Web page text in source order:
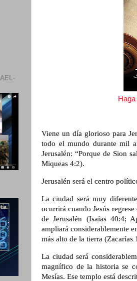
Viene un día glorioso para
todo el mundo durante mil
Jerusalén: “Porque de Sion
Miqueas 4:2).
Jerusalén será el centro
La ciudad será muy
ocurrirá cuando Jesús
de Jerusalén (Isaías 40:4;
ampliará considerablemente
más alto de la tierra (Zacarías
La ciudad será
magnífico de la historia se
Mesías. Ese templo está